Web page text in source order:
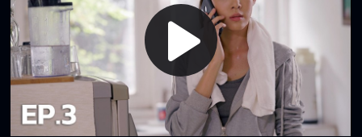
Play
Video
เกมล่าทรชน EP.3[1/8]